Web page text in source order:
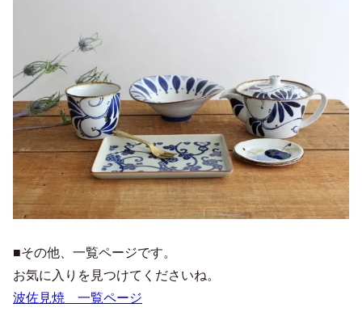
■その他、一覧ページです。
お気に入りを見つけてくださいね。
波佐見焼 一覧ページ